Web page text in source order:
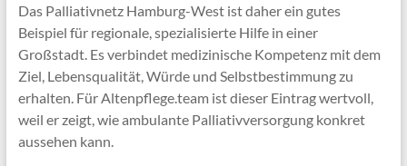
Das Palliativnetz Hamburg-West ist daher ein gutes
Beispiel für regionale, spezialisierte Hilfe in einer
Großstadt. Es verbindet medizinische Kompetenz mit dem
Ziel, Lebensqualität, Würde und Selbstbestimmung zu
erhalten. Für Altenpflege.team ist dieser Eintrag wertvoll,
weil er zeigt, wie ambulante Palliativversorgung konkret
aussehen kann.